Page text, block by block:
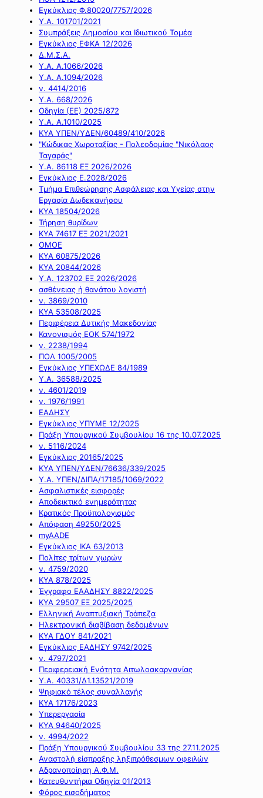
Εγκύκλιος Φ.80020/7757/2026
Υ.Α. 101701/2021
Συμπράξεις Δημοσίου και Ιδιωτικού Τομέα
Εγκύκλιος ΕΦΚΑ 12/2026
Δ.Μ.Σ.Α.
Υ.Α. Α.1066/2026
Υ.Α. Α.1094/2026
ν. 4414/2016
Y.A. 668/2026
Οδηγία (ΕΕ) 2025/872
Υ.Α. Α.1010/2025
ΚΥΑ ΥΠΕΝ/ΥΔΕΝ/60489/410/2026
"Κώδικας Χωροταξίας - Πολεοδομίας "Νικόλαος
Ταγαράς"
Υ.Α. 86118 ΕΞ 2026/2026
Εγκύκλιος Ε.2028/2026
Τμήμα Επιθεώρησης Ασφάλειας και Υγείας στην
Εργασία Δωδεκανήσου
ΚΥΑ 18504/2026
Τήρηση θυρίδων
ΚΥΑ 74617 ΕΞ 2021/2021
ΟΜΟΕ
ΚΥΑ 60875/2026
ΚΥΑ 20844/2026
Υ.Α. 123702 ΕΞ 2026/2026
ασθένειας ή θανάτου λογιστή
ν. 3869/2010
ΚΥΑ 53508/2025
Περιφέρεια Δυτικής Μακεδονίας
Κανονισμός ΕΟΚ 574/1972
ν. 2238/1994
ΠΟΛ 1005/2005
Εγκύκλιος ΥΠΕΧΩΔΕ 84/1989
Υ.Α. 36588/2025
ν. 4601/2019
ν. 1976/1991
ΕΑΔΗΣΥ
Εγκύκλιος ΥΠΥΜΕ 12/2025
Πράξη Υπουργικού Συμβουλίου 16 της 10.07.2025
ν. 5116/2024
Εγκύκλιος 20165/2025
ΚΥΑ ΥΠΕΝ/ΥΔΕΝ/76636/339/2025
Υ.Α. ΥΠΕΝ/ΔΙΠΑ/17185/1069/2022
Ασφαλιστικές εισφορές
Αποδεικτικό ενημερότητας
Κρατικός Προϋπολογισμός
Απόφαση 49250/2025
myAADE
Εγκύκλιος ΙΚΑ 63/2013
Πολίτες τρίτων χωρών
ν. 4759/2020
ΚΥΑ 878/2025
Έγγραφο ΕΑΑΔΗΣΥ 8822/2025
ΚΥΑ 29507 ΕΞ 2025/2025
Ελληνική Αναπτυξιακή Τράπεζα
Ηλεκτρονική διαβίβαση δεδομένων
ΚΥΑ ΓΔΟΥ 841/2021
Εγκύκλιος ΕΑΔΗΣΥ 9742/2025
ν. 4797/2021
Περιφερειακή Ενότητα Αιτωλοακαρνανίας
Υ.Α. 40331/Δ1.13521/2019
Ψηφιακό τέλος συναλλαγής
ΚΥΑ 17176/2023
Υπερεργασία
ΚΥΑ 94640/2025
ν. 4994/2022
Πράξη Υπουργικού Συμβουλίου 33 της 27.11.2025
Αναστολή είσπραξης ληξιπρόθεσμων οφειλών
Αδρανοποίηση Α.Φ.Μ.
Κατευθυντήρια Οδηγία 01/2013
Φόρος εισοδήματος